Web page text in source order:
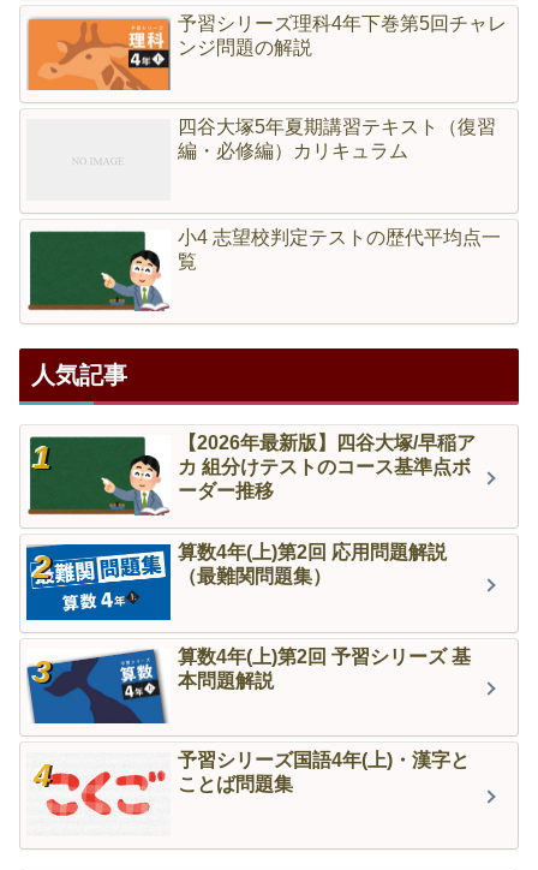
予習シリーズ理科4年下巻第5回チャレ
ンジ問題の解説
四谷大塚5年夏期講習テキスト（復習
編・必修編）カリキュラム
小4 志望校判定テストの歴代平均点一
覧
人気記事
【2026年最新版】四谷大塚/早稲ア
カ 組分けテストのコース基準点ボ
ーダー推移
算数4年(上)第2回 応用問題解説
（最難関問題集）
算数4年(上)第2回 予習シリーズ 基
本問題解説
予習シリーズ国語4年(上)・漢字と
ことば問題集